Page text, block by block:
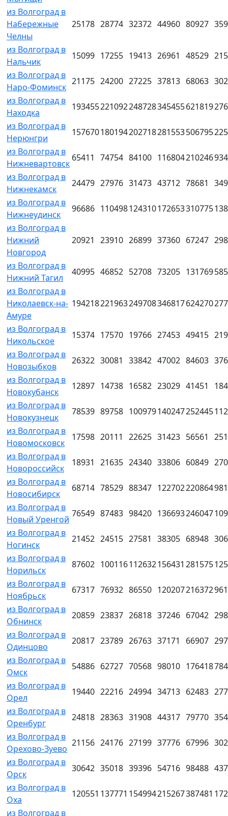
из Волгоград в
Набережные
Челны
25178 28774 32372 44960 80927
из Волгоград в
Нальчик
15099 17255 19413 26961 48529
из Волгоград в
Наро-Фоминск
21175 24200 27225 37813 68063
из Волгоград в
Находка
193455221092248728345455621819
из Волгоград в
Нерюнгри
157670180194202718281553506795
из Волгоград в
Нижневартовск
65411 74754 84100 116804210246
из Волгоград в
Нижнекамск
24479 27976 31473 43712 78681
из Волгоград в
Нижнеудинск
96686 110498124310172653310775
из Волгоград в
Нижний
Новгород
20921 23910 26899 37360 67247
из Волгоград в
Нижний Тагил
40995 46852 52708 73205 131769
из Волгоград в
Николаевск-на-
Амуре
194218221963249708346817624270
из Волгоград в
Никольское
15374 17570 19766 27453 49415
из Волгоград в
Новозыбков
26322 30081 33842 47002 84603
из Волгоград в
Новокубанск
12897 14738 16582 23029 41451
из Волгоград в
Новокузнецк
78539 89758 100979140247252445
из Волгоград в
Новомосковск
17598 20111 22625 31423 56561
из Волгоград в
Новороссийск
18931 21635 24340 33806 60849
из Волгоград в
Новосибирск
68714 78529 88347 122702220864
из Волгоград в
Новый Уренгой
76549 87483 98420 136693246047
из Волгоград в
Ногинск
21452 24515 27581 38305 68948
из Волгоград в
Норильск
87602 100116112632156431 281575
из Волгоград в
Ноябрьск
67317 76932 86550 120207216372
из Волгоград в
Обнинск
20859 23837 26818 37246 67042
из Волгоград в
Одинцово
20817 23789 26763 37171 66907
из Волгоград в
Омск
54886 62727 70568 98010 176418
из Волгоград в
Орел
19440 22216 24994 34713 62483
из Волгоград в
Оренбург
24818 28363 31908 44317 79770
из Волгоград в
Орехово-Зуево
21156 24176 27199 37776 67996
из Волгоград в
Орск
30642 35018 39396 54716 98488
из Волгоград в
Оха
120551 137771 154994215267387481
из Волгоград в